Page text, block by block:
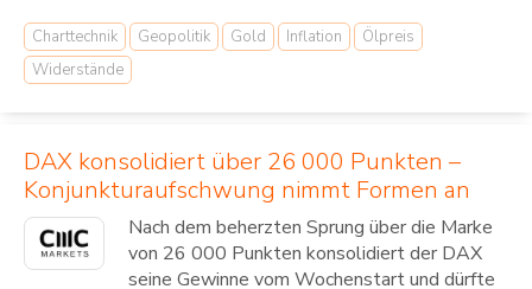
Charttechnik Geopolitik Gold Inflation
Ölpreis
Widerstände
DAX konsolidiert über 26 000 Punkten –
Konjunkturaufschwung nimmt Formen an
Nach dem beherzten Sprung über die Marke
von 26 000 Punkten konsolidiert der DAX
seine Gewinne vom Wochenstart und dürfte